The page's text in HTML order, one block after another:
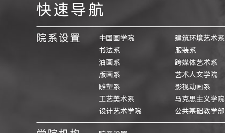
快速导航
院系设置
中国画学院
书法系
油画系
版画系
雕塑系
工艺美术系
设计艺术学院
建筑环境艺术系
服装系
跨媒体艺术系
艺术人文学院
影视动画系
马克思主义学院
公共基础教学部